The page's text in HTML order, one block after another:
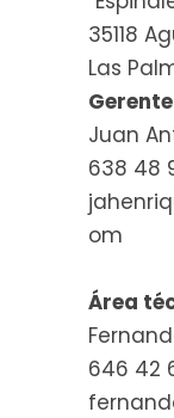
35118
Las
Gerente
Juan
638 48
om
Área
646 42